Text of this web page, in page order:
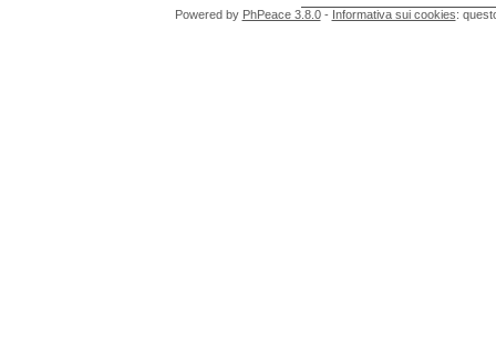
Powered by PhPeace 3.8.0- Informativa sui cookies: